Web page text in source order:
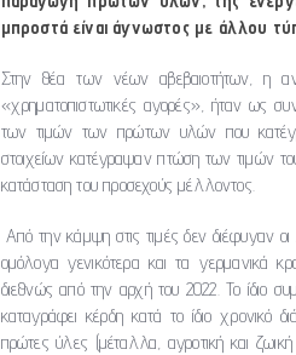
μπροστά είναι άγνωστος με άλλου
Στην θέα των νέων αβεβαιοτήτων, η
«χρηματοπιστωτικές αγορές», ήταν ως
των τιμών των πρώτων υλών που
στοιχείων κατέγραψαν πτώση των τιμών
κατάσταση του προσεχούς μέλλοντος.
Aπό την κάμψη στις τιμές δεν διέφυγαν οι
ομόλογα γενικότερα και τα γερμανικά
διεθνώς από την αρχή του 2022. Το ίδιο
καταγράφει κέρδη κατά το ίδιο χρονικό
πρώτες ύλες (μέταλλα, αγροτική και